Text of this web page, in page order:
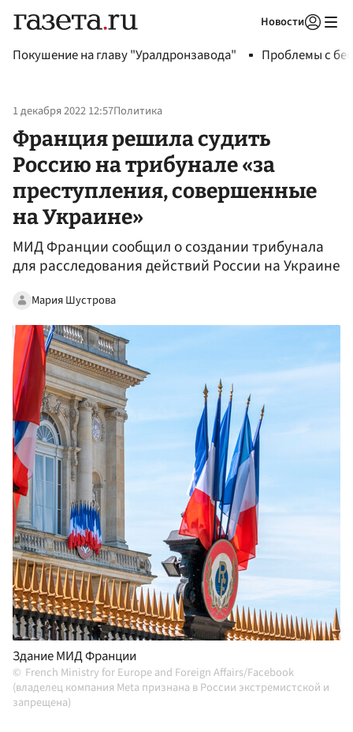
Новости
Покушение на главу "Уралдронзавода" Проблемы с
1 декабря 2022 12:57Политика
Франция решила судить
Россию на трибунале «за
преступления, совершенные
на Украине»
МИД Франции сообщил о создании трибунала
для расследования действий России на Украине
Мария Шустрова
Здание МИД Франции
French Ministry for Europe and Foreign Affairs/Facebook
(владелец компания Meta признана в России экстремистской и
запрещена)